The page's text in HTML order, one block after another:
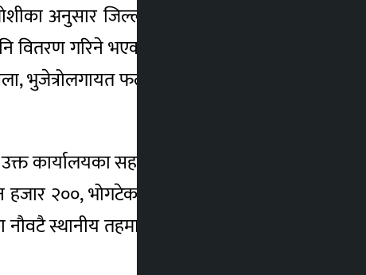
अनुसार जिल्ला बाहिरबाट ल्याइएका तथा
वितरण गरिने भएको छ । निःशुल्क वितरण गर्न
भुजेत्रोलगायत फलफूल र घासेवालीहरु रहेका
कार्यालयका सहायक वन अधिकृत लक्ष्मीराज
२००, भोगटेका तीन हजार, लिचीका ५००,
स्थानीय तहमा १५ हजार ७०० फलफूलका